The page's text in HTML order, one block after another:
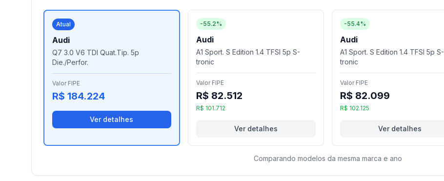
Atual
Audi
Q7 3.0 V6 TDI Quat.Tip. 5p
Die./Perfor.
Valor FIPE
R$ 184.224
Ver detalhes
-55.2%
Audi
A1 Sport. S Edition 1.4 TFSI 5p S-
tronic
Valor FIPE
R$ 82.512
R$ 101.712
Ver detalhes
-55.4%
Audi
A1 Sport. S Edition 1.4 TFSI 5p S-
tronic
Valor FIPE
R$ 82.099
R$ 102.125
Ver detalhes
Comparando modelos da mesma marca e ano